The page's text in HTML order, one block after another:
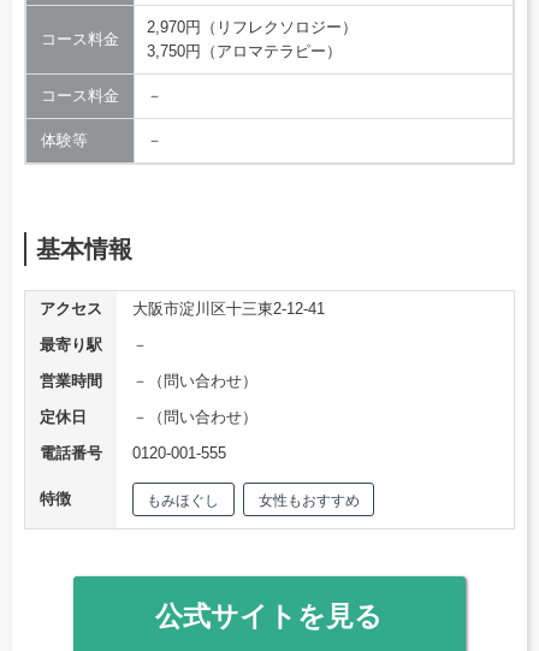
コース料金
2,970円（リフレクソロジー）
3,750円（アロマテラピー）
コース料金 －
体験等 －
基本情報
アクセス
大阪市淀川区十三東2-12-41
最寄り駅
－
営業時間
－（問い合わせ）
定休日
－（問い合わせ）
電話番号
0120-001-555
特徴 もみほぐし 女性もおすすめ
公式サイトを見る